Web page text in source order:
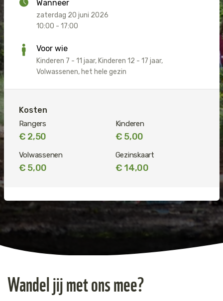
Wanneer
zaterdag 20 juni 2026
10:00 - 17:00
Voor wie
Kinderen 7 - 11 jaar, Kinderen 12 - 17 jaar,
Volwassenen, het hele gezin
Kosten
Rangers
€ 2,50
Volwassenen
€ 5,00
Kinderen
€ 5,00
Gezinskaart
€ 14,00
Wandel jij met ons mee?
Jaguar
Leeuw
Luipaard
Neushoorn
Olifant
Orang-oetan
IJsbeer
Kleding & Accessoires